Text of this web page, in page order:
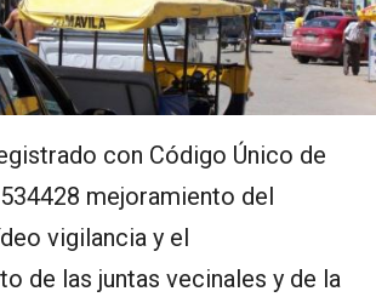
con Código Único de
mejoramiento del
vigilancia y el
de las juntas vecinales y de la